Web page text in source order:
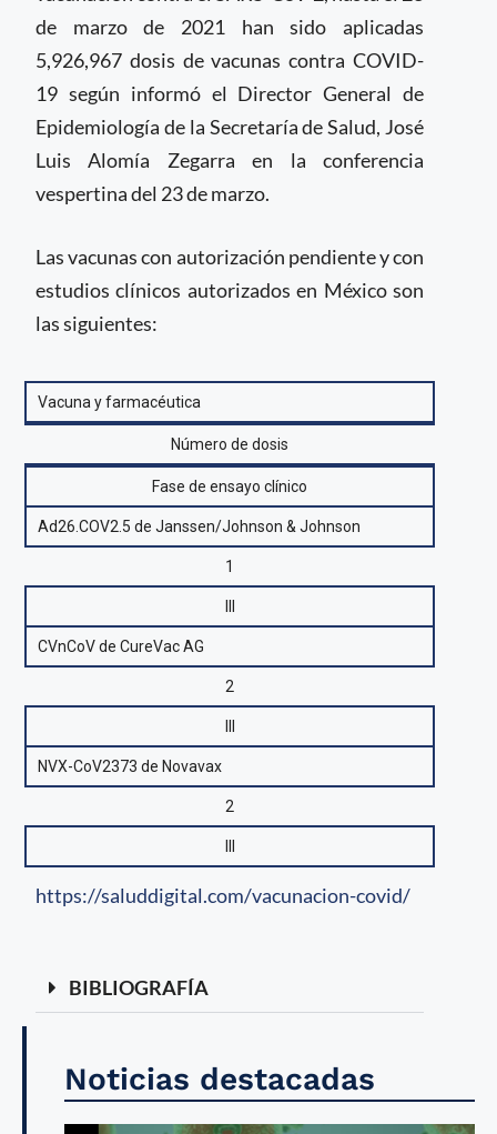
de marzo de 2021 han sido aplicadas
5,926,967 dosis de vacunas contra COVID-
19 según informó el Director General de
Epidemiología de la Secretaría de Salud, José
Luis Alomía Zegarra en la conferencia
vespertina del 23 de marzo.
Las vacunas con autorización pendiente y con
estudios clínicos autorizados en México son
las siguientes:
Vacuna y farmacéutica
Número de dosis
Fase de ensayo clínico
Ad26.COV2.5 de Janssen/Johnson & Johnson
1
CVnCoV de CureVac AG
2
NVX-CoV2373 de Novavax
2
https://saluddigital.com/vacunacion-covid/
BIBLIOGRAFÍA
Noticias destacadas